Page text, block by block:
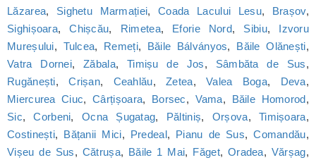
Lăzarea, Sighetu Marmației,Coada Lacului Lesu, Brașov,
Sighișoara,Chișcău, Rimetea, Eforie Nord, Sibiu, Izvoru
Mureșului, Tulcea, Remeți, Băile Bálványos, Băile Olănești,
Vatra Dornei,Zăbala, Timișu de Jos, Sâmbăta de Sus,
Rugănești,Crișan, Ceahlău,Zetea,Valea Boga, Deva,
Miercurea Ciuc,Cârțișoara, Borsec, Vama, Băile Homorod,
Sic,Corbeni, Ocna Șugatag, Păltiniș, Orșova, Timișoara,
Costinești, Bățanii Mici, Predeal, Pianu de Sus,Comandău,
Vișeu de Sus, Cătrușa, Băile 1 Mai, Făget, Oradea, Vărșag,